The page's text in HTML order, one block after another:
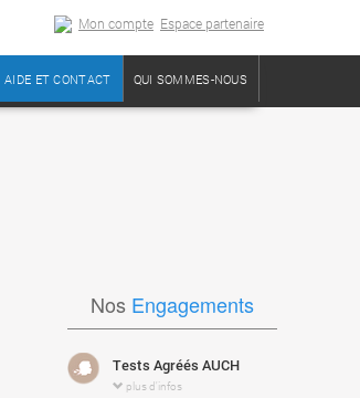
Mon compte Espace partenaire
QUI SOMMES-NOUS
AIDE ET CONTACT
Nos Engagements
Tests Agréés AUCH
plus d'infos